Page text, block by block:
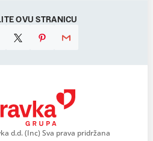
OVU STRANICU
d.d. (Inc) Sva prava pridržana